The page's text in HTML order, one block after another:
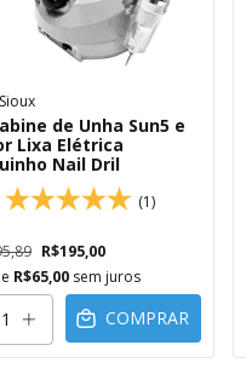
de Unha Sun5 e
Lixa Elétrica
Nail Dril
(1)
R$195,00
R$65,00 sem juros
COMPRAR